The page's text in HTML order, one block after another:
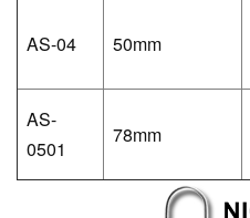
AS-04 50mm
AS-
0501
78mm